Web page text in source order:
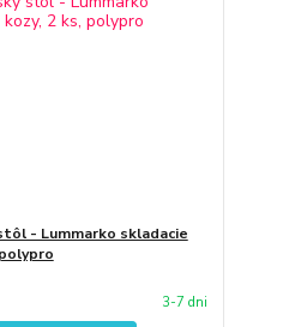
- Lummarko skladacie
3-7 dni